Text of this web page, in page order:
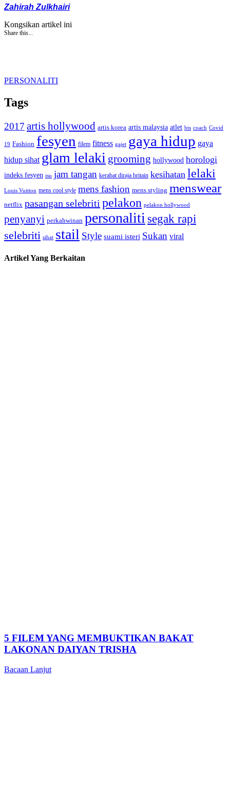
Zahirah Zulkhairi
Kongsikan artikel ini
Share this...
PERSONALITI
Tags
2017 artis hollywood artis korea artis malaysia atlet bts coach Covid
19 Fashion fesyen filem fitness gajet gaya hidup gaya
hidup sihat glam lelaki grooming hollywood horologi
indeks fesyen isu jam tangan kerabat diraja britain kesihatan lelaki
Louis Vuitton mens cool style mens fashion mens styling menswear
netflix pasangan selebriti pelakon pelakon hollywood
penyanyi perkahwinan personaliti segak rapi
selebriti sihat stail Style suami isteri Sukan viral
Artikel Yang Berkaitan
5 FILEM YANG MEMBUKTIKAN BAKAT
LAKONAN DAIYAN TRISHA
Bacaan Lanjut